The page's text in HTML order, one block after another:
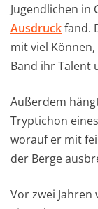
Jugendlichen in
Ausdruckfand.
mit viel
Band ihr Talent
Außerdem
Tryptichon
worauf er mit
der Berge
Vor zwei